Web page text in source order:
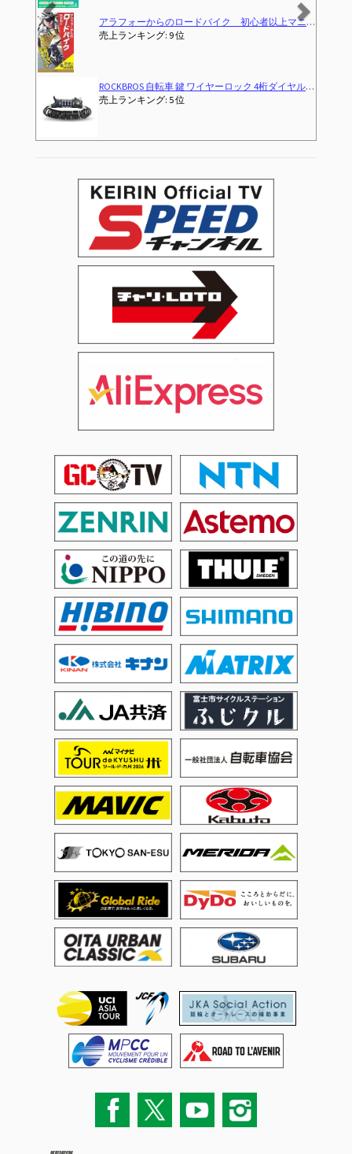
マル秘＞自転車講座 (SB新書) (2013-08-
Rondofy 自転車カバー 防水 厚手 破れにくい 【820g 420D 厚手モデル】【 使い捨てバイクカバーにサヨナラ！】 最新型 4箇ワンタッチバックル 風飛び防止 全天候対応 雨避け UV加工 盗難防止 29インチ
売上ランキング: 17 位
TOWILD A13 自転車 空気入れ 電動 最大130PSI 電動空気入れ ロードバイク対応 携帯 電動ポンプ 仏式/米式バルブ対応 Type-C充電 LED気圧表示 自動停止 コードレス コンパクト ミニエアコンプレッサー 日本語
売上ランキング: 15 位